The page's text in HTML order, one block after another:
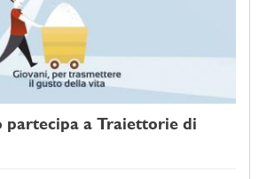
partecipa a Traiettorie di